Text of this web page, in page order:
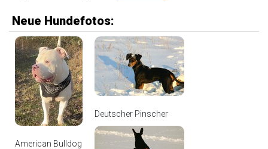
Neue Hundefotos:
American Bulldog
Deutscher Pinscher